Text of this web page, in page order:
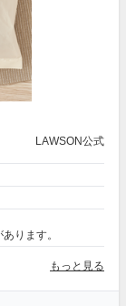
LAWSON公式
ります。
もっと見る